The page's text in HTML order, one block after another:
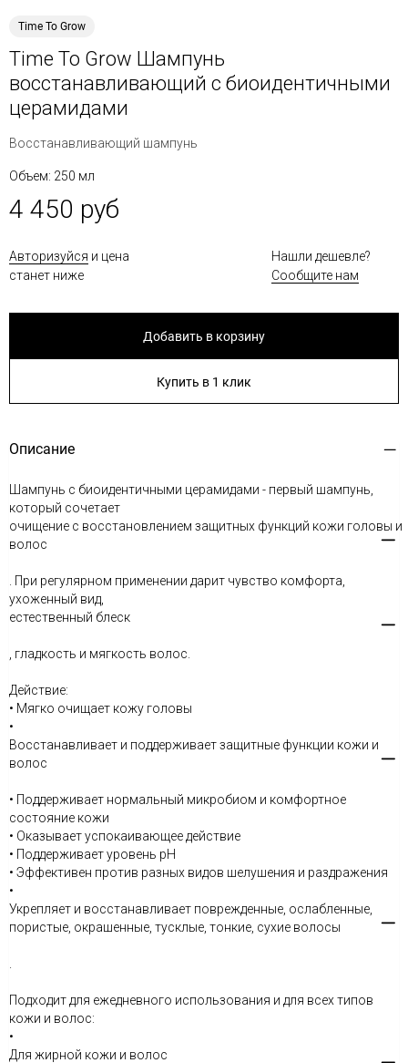
Time To Grow
Time To Grow Шампунь
восстанавливающий с биоидентичными
церамидами
Восстанавливающий шампунь
Объем: 250 мл
4 450 руб
Авторизуйся и цена
станет ниже
Нашли дешевле?
Сообщите нам
Добавить в корзину
Купить в 1 клик
Описание
Шампунь с биоидентичными церамидами - первый шампунь,
который сочетает
очищение с восстановлением защитных функций кожи головы и
волос
. При регулярном применении дарит чувство комфорта,
ухоженный вид,
естественный блеск
, гладкость и мягкость волос.
Действие:
• Мягко очищает кожу головы
•
Восстанавливает и поддерживает защитные функции кожи и
волос
• Поддерживает нормальный микробиом и комфортное
состояние кожи
• Оказывает успокаивающее действие
• Поддерживает уровень рН
• Эффективен против разных видов шелушения и раздражения
•
Укрепляет и восстанавливает поврежденные, ослабленные,
пористые, окрашенные, тусклые, тонкие, сухие волосы
Подходит для ежедневного использования и для всех типов
кожи и волос:
•
Для жирной кожи и волос